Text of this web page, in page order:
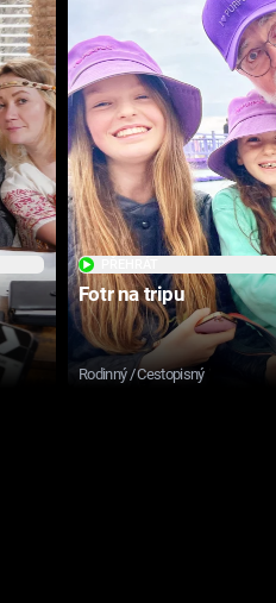
Fotr na tripu
Rodinný / Cestopisný